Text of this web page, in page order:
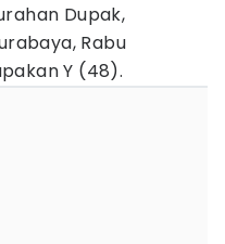
Dupak,
Rabu
Y (48).